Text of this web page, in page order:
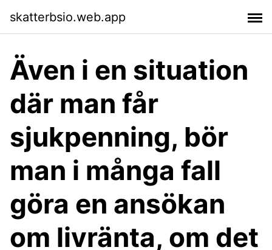
skatterbsio.web.app
Även i en situation
där man får
sjukpenning, bör
man i många fall
göra en ansökan
om livränta, om det